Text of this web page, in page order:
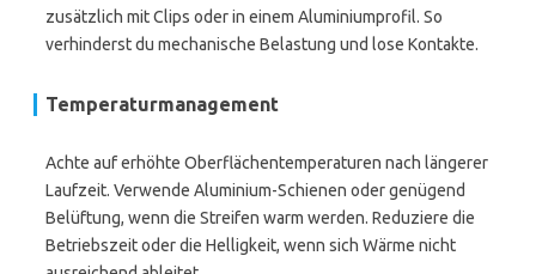
zusätzlich mit Clips oder in einem Aluminiumprofil. So
verhinderst du mechanische Belastung und lose Kontakte.
Temperaturmanagement
Achte auf erhöhte Oberflächentemperaturen nach längerer
Laufzeit. Verwende Aluminium-Schienen oder genügend
Belüftung, wenn die Streifen warm werden. Reduziere die
Betriebszeit oder die Helligkeit, wenn sich Wärme nicht